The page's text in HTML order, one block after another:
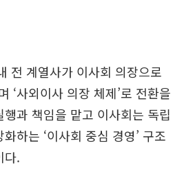
전 계열사가 이사회 의장으로
‘사외이사 의장 체제’로 전환을
과 책임을 맡고 이사회는 독립
하는 ‘이사회 중심 경영’ 구조
다.